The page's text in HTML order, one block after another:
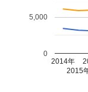
2014年
2015
0
5,000